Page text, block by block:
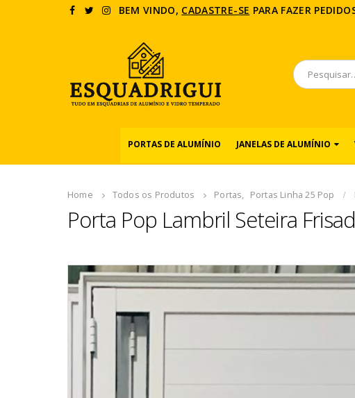
BEM VINDO, CADASTRE-SE PARA FAZER
PORTAS DE ALUMÍNIO JANELAS DE ALUMÍNIO
Home Todos os Produtos Portas, Portas Linha 25 Pop
Porta Pop Lambril Seteira